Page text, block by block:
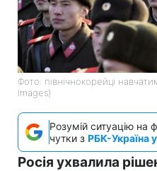
Фото: північнокорейці
Images)
Розумій ситуацію на
чутки з РБК-Україна
Росія ухвалила